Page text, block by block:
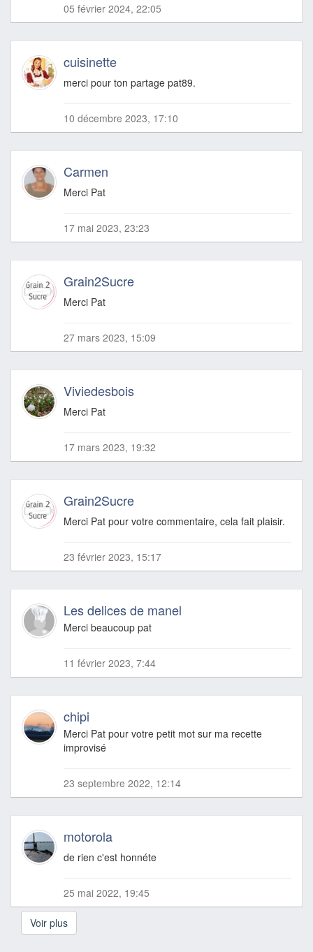
05 février 2024, 22:05
cuisinette
merci pour ton partage pat89.
10 décembre 2023, 17:10
Carmen
Merci Pat
17 mai 2023, 23:23
Grain2Sucre
Merci Pat
27 mars 2023, 15:09
Viviedesbois
Merci Pat
17 mars 2023, 19:32
Grain2Sucre
Merci Pat pour votre commentaire, cela fait plaisir.
23 février 2023, 15:17
Les delices de manel
Merci beaucoup pat
11 février 2023, 7:44
chipi
Merci Pat pour votre petit mot sur ma recette
improvisé
23 septembre 2022, 12:14
motorola
de rien c'est honnéte
25 mai 2022, 19:45
Voir plus